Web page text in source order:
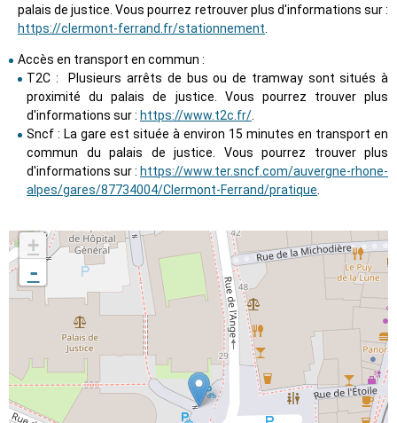
palais de justice. Vous pourrez retrouver plus d'informations sur :
https://clermont-ferrand.fr/stationnement
Accès en transport en commun :
T2C : Plusieurs arrêts de bus ou de tramway sont situés à
proximité du palais de justice. Vous pourrez trouver plus
d'informations sur : https://www.t2c.fr/
Sncf : La gare est située à environ 15 minutes en transport en
commun du palais de justice. Vous pourrez trouver plus
d'informations sur : https://www.ter.sncf.com/auvergne-rhone-
alpes/gares/87734004/Clermont-Ferrand/pratique
+
-